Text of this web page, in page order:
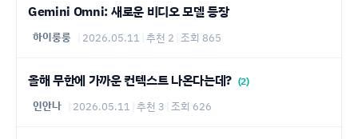
Gemini Omni: 새로운 비디오 모델 등장
하이룽룽 2026.05.11 추천 2 조회 865
올해 무한에 가까운 컨텍스트 나온다는데? (2)
인안나 2026.05.11 추천 3 조회 626